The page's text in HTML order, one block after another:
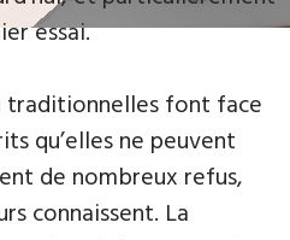
essai.
traditionnelles font face
qu’elles ne peuvent
de nombreux refus,
connaissent. La